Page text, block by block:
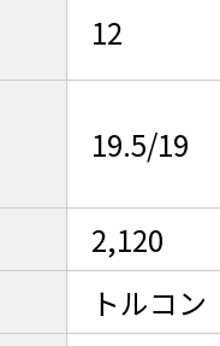
12
19.5/19
2,120
トルコン